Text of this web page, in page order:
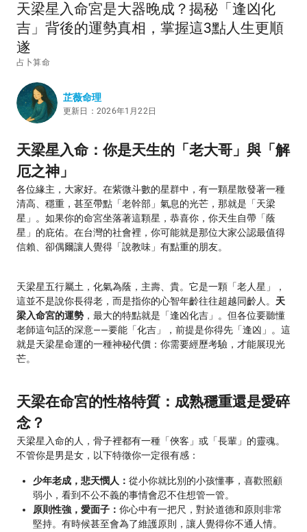
天梁星入命宮是大器晚成？揭秘「逢凶化
吉」背後的運勢真相，掌握這3點人生更順
遂
占卜算命
芷薇命理
更新日：2026年1月22日
天梁星入命：你是天生的「老大哥」與「解
厄之神」
各位緣主，大家好。在紫微斗數的星群中，有一顆星散發著一種
清高、穩重，甚至帶點「老幹部」氣息的光芒，那就是「天梁
星」。如果你的命宮坐落著這顆星，恭喜你，你天生自帶「蔭
星」的庇佑。在台灣的社會裡，你可能就是那位大家公認最值得
信賴、卻偶爾讓人覺得「說教味」有點重的朋友。
天梁星五行屬土，化氣為蔭，主壽、貴。它是一顆「老人星」，
這並不是說你長得老，而是指你的心智年齡往往超越同齡人。 天
梁入命宮的運勢 ，最大的特點就是「逢凶化吉」。但各位要聽懂
老師這句話的深意——要能「化吉」，前提是你得先「逢凶」。這
就是天梁星命運的一種神秘代價：你需要經歷考驗，才能展現光
芒。
天梁在命宮的性格特質：成熟穩重還是愛碎
念？
天梁星入命的人，骨子裡都有一種「俠客」或「長輩」的靈魂。
不管你是男是女，以下特徵你一定很有感：
少年老成，悲天憫人： 從小你就比別的小孩懂事，喜歡照顧
弱小，看到不公不義的事情會忍不住想管一管。
原則性強，愛面子： 你心中有一把尺，對於道德和原則非常
堅持。有時候甚至會為了維護原則，讓人覺得你不通人情。